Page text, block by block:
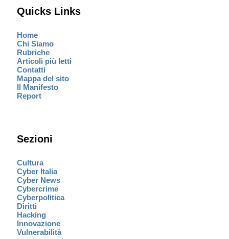
Quicks Links
Home
Chi Siamo
Rubriche
Articoli più letti
Contatti
Mappa del sito
Il Manifesto
Report
Sezioni
Cultura
Cyber Italia
Cyber News
Cybercrime
Cyberpolitica
Diritti
Hacking
Innovazione
Vulnerabilità